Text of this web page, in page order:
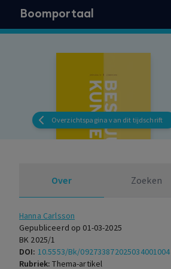
Boomportaal
Overzichtspagina van dit tijdschrift
Over Zoeken
Hanna Carlsson
Gepubliceerd op 01-03-2025
BK 2025/1
DOI: 10.5553/Bk/092733872025034001004
Rubriek:Thema-artikel